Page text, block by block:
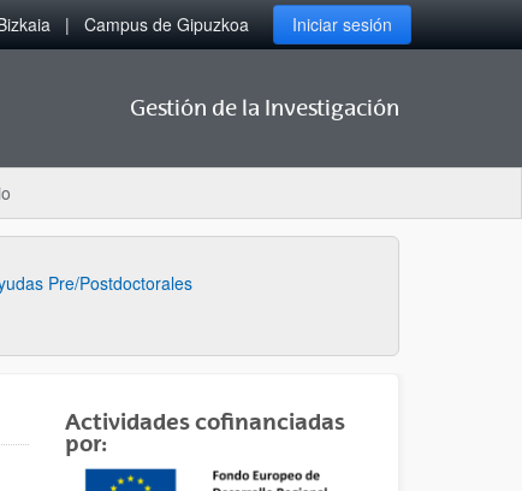
Campus de Gipuzkoa Iniciar sesión
Gestión de la Investigación
Pre/Postdoctorales
Actividades cofinanciadas
por: